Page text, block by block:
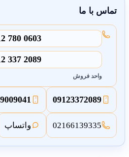
تماس با ما
780 0603
337 2089
واحد فروش
09123372089
9009041
02166139335 واتساپ